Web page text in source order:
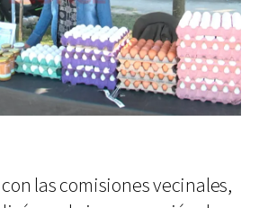
las comisiones vecinales,